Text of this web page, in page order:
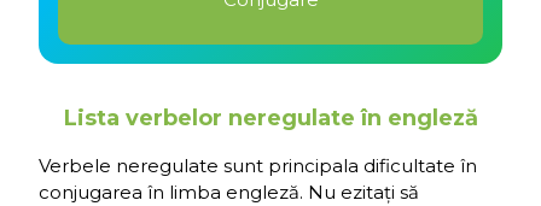
Lista verbelor neregulate în engleză
Verbele neregulate sunt principala dificultate în
conjugarea în limba engleză. Nu ezitați să